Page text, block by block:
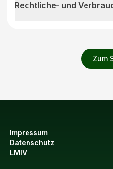
Zum
Rechtliche- und
Impressum
Datenschutz
LMIV